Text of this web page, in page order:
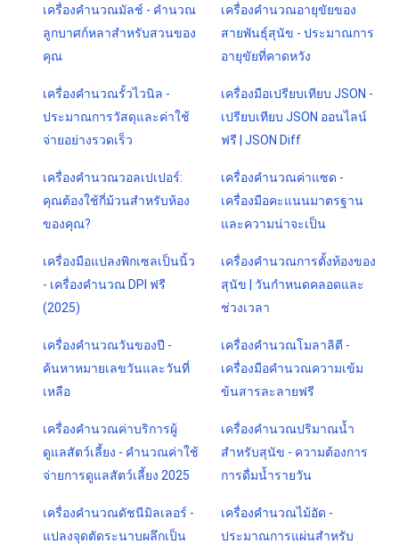
เครื่องคำนวณมัลช์ - คำนวณ
ลูกบาศก์หลาสำหรับสวนของ
คุณ
เครื่องคำนวณอายุขัยของ
สายพันธุ์สุนัข - ประมาณการ
อายุขัยที่คาดหวัง
เครื่องคำนวณรั้วไวนิล -
ประมาณการวัสดุและค่าใช้
จ่ายอย่างรวดเร็ว
เครื่องมือเปรียบเทียบ JSON -
เปรียบเทียบ JSON ออนไลน์
ฟรี | JSON Diff
เครื่องคำนวณวอลเปเปอร์:
คุณต้องใช้กี่ม้วนสำหรับห้อง
ของคุณ?
เครื่องคำนวณค่าแซด -
เครื่องมือคะแนนมาตรฐาน
และความน่าจะเป็น
เครื่องมือแปลงพิกเซลเป็นนิ้ว
- เครื่องคำนวณ DPI ฟรี
(2025)
เครื่องคำนวณการตั้งท้องของ
สุนัข | วันกำหนดคลอดและ
ช่วงเวลา
เครื่องคำนวณวันของปี -
ค้นหาหมายเลขวันและวันที่
เหลือ
เครื่องคำนวณโมลาลิตี -
เครื่องมือคำนวณความเข้ม
ข้นสารละลายฟรี
เครื่องคำนวณค่าบริการผู้
ดูแลสัตว์เลี้ยง - คำนวณค่าใช้
จ่ายการดูแลสัตว์เลี้ยง 2025
เครื่องคำนวณปริมาณน้ำ
สำหรับสุนัข - ความต้องการ
การดื่มน้ำรายวัน
เครื่องคำนวณดัชนีมิลเลอร์ -
แปลงจุดตัดระนาบผลึกเป็น
เครื่องคำนวณไม้อัด -
ประมาณการแผ่นสำหรับ